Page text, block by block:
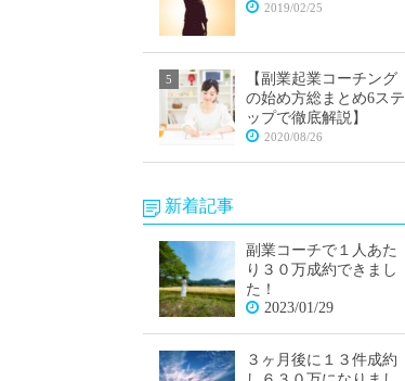
2019/02/25
【副業起業コーチング
の始め方総まとめ6ステ
ップで徹底解説】
2020/08/26
新着記事
副業コーチで１人あた
り３０万成約できまし
た！
2023/01/29
３ヶ月後に１３件成約